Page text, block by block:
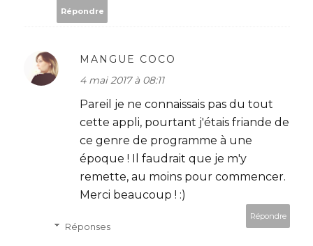
Répondre
MANGUE COCO
4 mai 2017 à 08:11
Pareil je ne connaissais pas du tout
cette appli, pourtant j'étais friande de
ce genre de programme à une
époque ! Il faudrait que je m'y
remette, au moins pour commencer.
Merci beaucoup ! :)
Répondre
Réponses